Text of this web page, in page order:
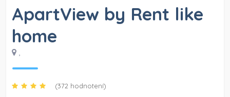
ApartView by Rent like
home
,
(372 hodnotení)